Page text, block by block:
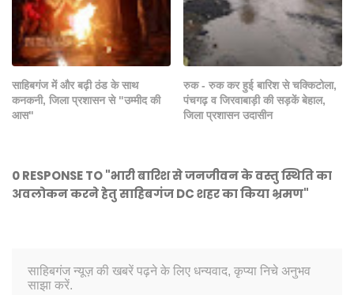
साहिबगंज में और बढ़ी ठंड के साथ
कनकनी, जिला प्रशासन से "उम्मीद की
आस"
रुक - रुक कर हुई बारिश से चक्किटोला,
पंचगढ़ व जिरवाबाड़ी की सड़कें बेहाल,
जिला प्रशासन उदासीन
0 RESPONSE TO "भारी बारिश से जनजीवन के वस्तु स्थिति का
अवलोकन करने हेतु साहिबगंज DC शहर का किया भ्रमण"
साहिबगंज न्यूज़ की खबरें पढ़ने के लिए धन्यवाद, कृप्या निचे अनुभव
साझा करें.